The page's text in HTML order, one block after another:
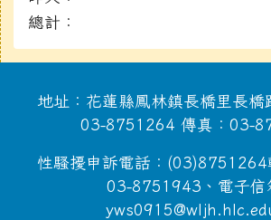
總計：
地址：花蓮縣鳳林鎮長橋里長橋
03-8751264 傳真：03-
性騷擾申訴電話：(03)8751264
03-8751943、電子信